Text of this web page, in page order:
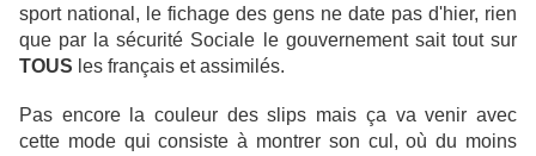
sport national, le fichage des gens ne date pas d'hier, rien
que par la sécurité Sociale le gouvernement sait tout sur
TOUS les français et assimilés.
Pas encore la couleur des slips mais ça va venir avec
cette mode qui consiste à montrer son cul, où du moins